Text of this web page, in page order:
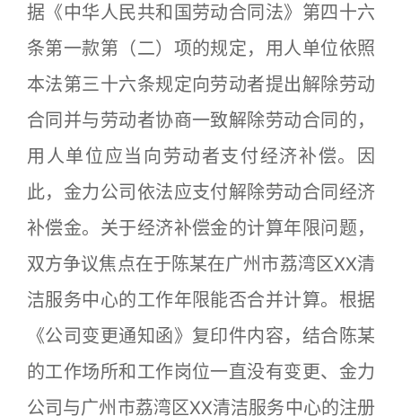
据《中华人民共和国劳动合同法》第四十六
条第一款第（二）项的规定，用人单位依照
本法第三十六条规定向劳动者提出解除劳动
合同并与劳动者协商一致解除劳动合同的，
用人单位应当向劳动者支付经济补偿。因
此，金力公司依法应支付解除劳动合同经济
补偿金。关于经济补偿金的计算年限问题，
双方争议焦点在于陈某在广州市荔湾区XX清
洁服务中心的工作年限能否合并计算。根据
《公司变更通知函》复印件内容，结合陈某
的工作场所和工作岗位一直没有变更、金力
公司与广州市荔湾区XX清洁服务中心的注册